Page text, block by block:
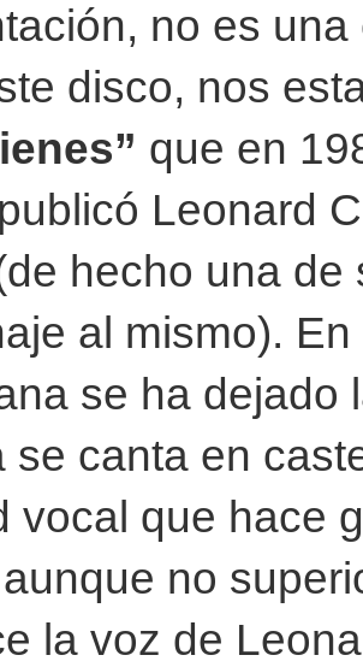
no es
disco, nos
que en
Leonard
hecho una
al mismo).
se ha dejado
se canta en
vocal que hace
no
la voz de